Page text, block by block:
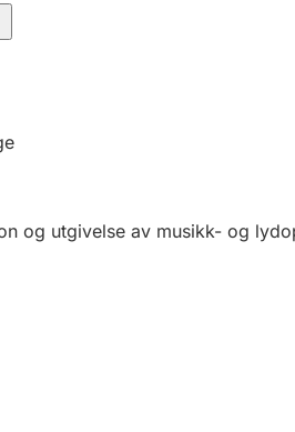
og utgivelse av musikk- og